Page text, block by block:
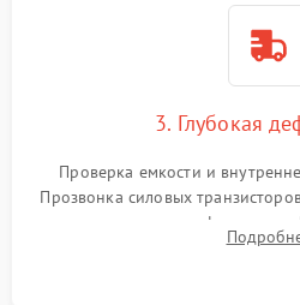
3. Глубокая
Проверка емкости и
Прозвонка силовых
переключения и трансформатора.
конденсаторов и